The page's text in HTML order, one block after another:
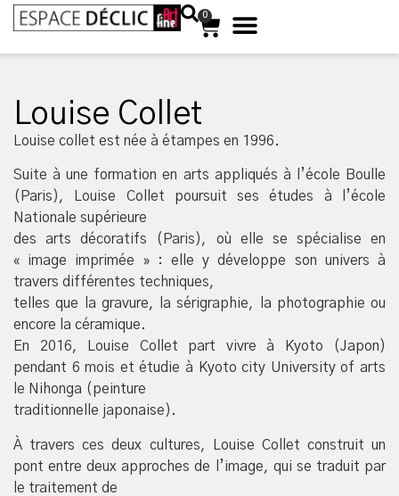
0
Louise Collet
Louise collet est née à étampes en 1996.
Suite à une formation en arts appliqués à l’école Boulle
(Paris), Louise Collet poursuit ses études à l’école
Nationale supérieure
des arts décoratifs (Paris), où elle se spécialise en
« image imprimée » : elle y développe son univers à
travers différentes techniques,
telles que la gravure, la sérigraphie, la photographie ou
encore la céramique.
En 2016, Louise Collet part vivre à Kyoto (Japon)
pendant 6 mois et étudie à Kyoto city University of arts
le Nihonga (peinture
traditionnelle japonaise).
À travers ces deux cultures, Louise Collet construit un
pont entre deux approches de l’image, qui se traduit par
le traitement de